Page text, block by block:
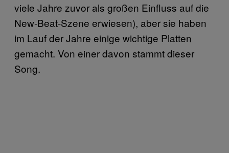
viele Jahre zuvor als großen Einfluss auf die
New-Beat-Szene erwiesen), aber sie haben
im Lauf der Jahre einige wichtige Platten
gemacht. Von einer davon stammt dieser
Song.